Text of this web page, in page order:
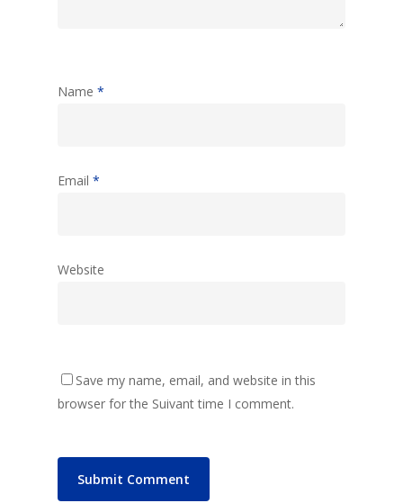
Name *
Email *
Website
Save my name, email, and website in this
browser for the Suivant time I comment.